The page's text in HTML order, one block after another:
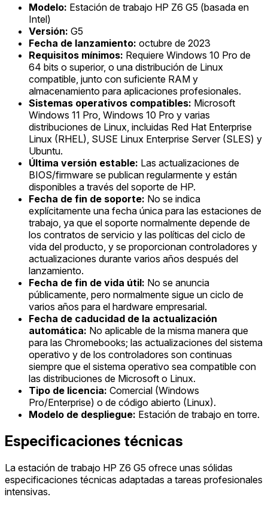
Modelo: Estación de trabajo HP Z6 G5 (basada en
Intel)
Versión: G5
Fecha de lanzamiento: octubre de 2023
Requisitos mínimos: Requiere Windows 10 Pro de
64 bits o superior, o una distribución de Linux
compatible, junto con suficiente RAM y
almacenamiento para aplicaciones profesionales.
Sistemas operativos compatibles: Microsoft
Windows 11 Pro, Windows 10 Pro y varias
distribuciones de Linux, incluidas Red Hat Enterprise
Linux (RHEL), SUSE Linux Enterprise Server (SLES) y
Ubuntu.
Última versión estable: Las actualizaciones de
BIOS/firmware se publican regularmente y están
disponibles a través del soporte de HP.
Fecha de fin de soporte: No se indica
explícitamente una fecha única para las estaciones de
trabajo, ya que el soporte normalmente depende de
los contratos de servicio y las políticas del ciclo de
vida del producto, y se proporcionan controladores y
actualizaciones durante varios años después del
lanzamiento.
Fecha de fin de vida útil: No se anuncia
públicamente, pero normalmente sigue un ciclo de
varios años para el hardware empresarial.
Fecha de caducidad de la actualización
automática: No aplicable de la misma manera que
para las Chromebooks; las actualizaciones del sistema
operativo y de los controladores son continuas
siempre que el sistema operativo sea compatible con
las distribuciones de Microsoft o Linux.
Tipo de licencia: Comercial (Windows
Pro/Enterprise) o de código abierto (Linux).
Modelo de despliegue: Estación de trabajo en torre.
Especificaciones técnicas
La estación de trabajo HP Z6 G5 ofrece unas sólidas
especificaciones técnicas adaptadas a tareas profesionales
intensivas.